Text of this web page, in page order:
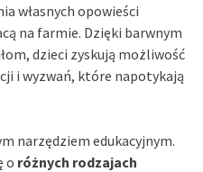
własnych opowieści
na farmie. Dzięki barwnym
dzieci zyskują możliwość
i wyzwań, które napotykają
narzędziem edukacyjnym.
o różnych rodzajach